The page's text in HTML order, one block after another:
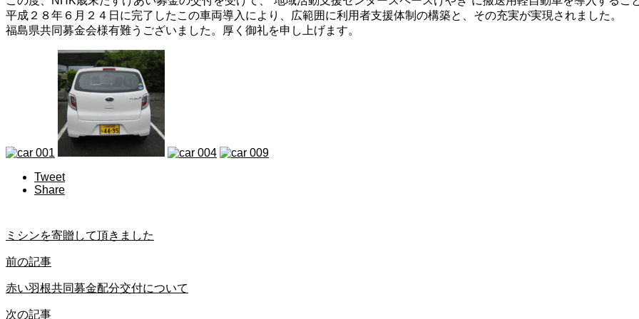
平成２８年６月２４日に完了したこの車両導入により、広範囲に利用者支援体制の構築と、その充実が実現されました。
福島県共同募金会様有難うございました。厚く御礼を申し上げます。
Tweet
Share
ミシンを寄贈して頂きました
前の記事
赤い羽根共同募金配分交付について
次の記事